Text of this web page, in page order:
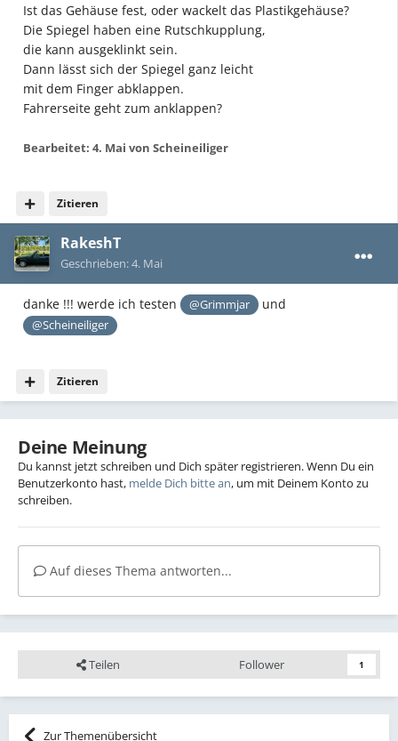
Ist das Gehäuse fest, oder wackelt das Plastikgehäuse?
Die Spiegel haben eine Rutschkupplung,
die kann ausgeklinkt sein.
Dann lässt sich der Spiegel ganz leicht
mit dem Finger abklappen.
Fahrerseite geht zum anklappen?
Bearbeitet: 4. Mai von Scheineiliger
Zitieren
RakeshT
Geschrieben:4. Mai
danke !!! werde ich testen @Grimmjar und
@Scheineiliger
Zitieren
Deine Meinung
Du kannst jetzt schreiben und Dich später registrieren. Wenn Du ein
Benutzerkonto hast, melde Dich bitte an, um mit Deinem Konto zu
schreiben.
Auf dieses Thema antworten...
Teilen Follower 1
Zur Themenübersicht